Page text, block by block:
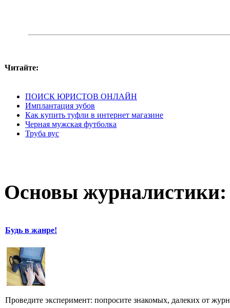
Читайте:
ПОИСК ЮРИСТОВ ОНЛАЙН
Имплантация зубов
Как купить туфли в интернет магазине
Черная мужская футболка
Труба вус
Основы журналистики:
Будь в жанре!
Проведите эксперимент: попросите знакомых, далеких от